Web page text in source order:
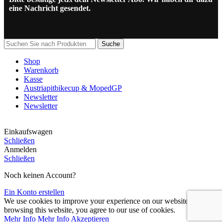
eine Nachricht gesendet.
Suche
Shop
Warenkorb
Kasse
Austriapitbikecup & MopedGP
Newsletter
Newsletter
Einkaufswagen
Schließen
Anmelden
Schließen
Noch keinen Account?
Ein Konto erstellen
We use cookies to improve your experience on our website. By
browsing this website, you agree to our use of cookies.
Mehr Info Mehr Info Akzeptieren